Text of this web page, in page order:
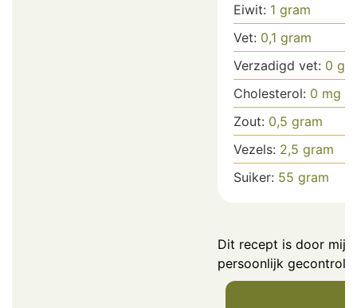
Eiwit: 1 gram
Vet: 0,1 gram
Verzadigd vet: 0
Cholesterol: 0 mg
Zout: 0,5 gram
Vezels: 2,5 gram
Suiker: 55 gram
Dit recept is door mij
persoonlijk